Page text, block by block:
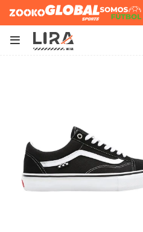
Zooko Global Sports
Somos
Futbol
